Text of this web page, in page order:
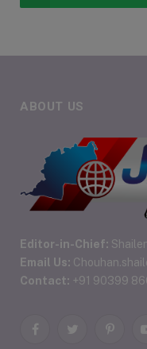
ABOUT US
Editor-in-Chief:
Email Us:
Contact: +91 90399
FacebookTwitter